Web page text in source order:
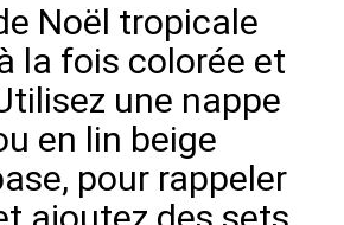
Noël tropicale
la fois colorée et
une nappe
en lin beige
pour rappeler